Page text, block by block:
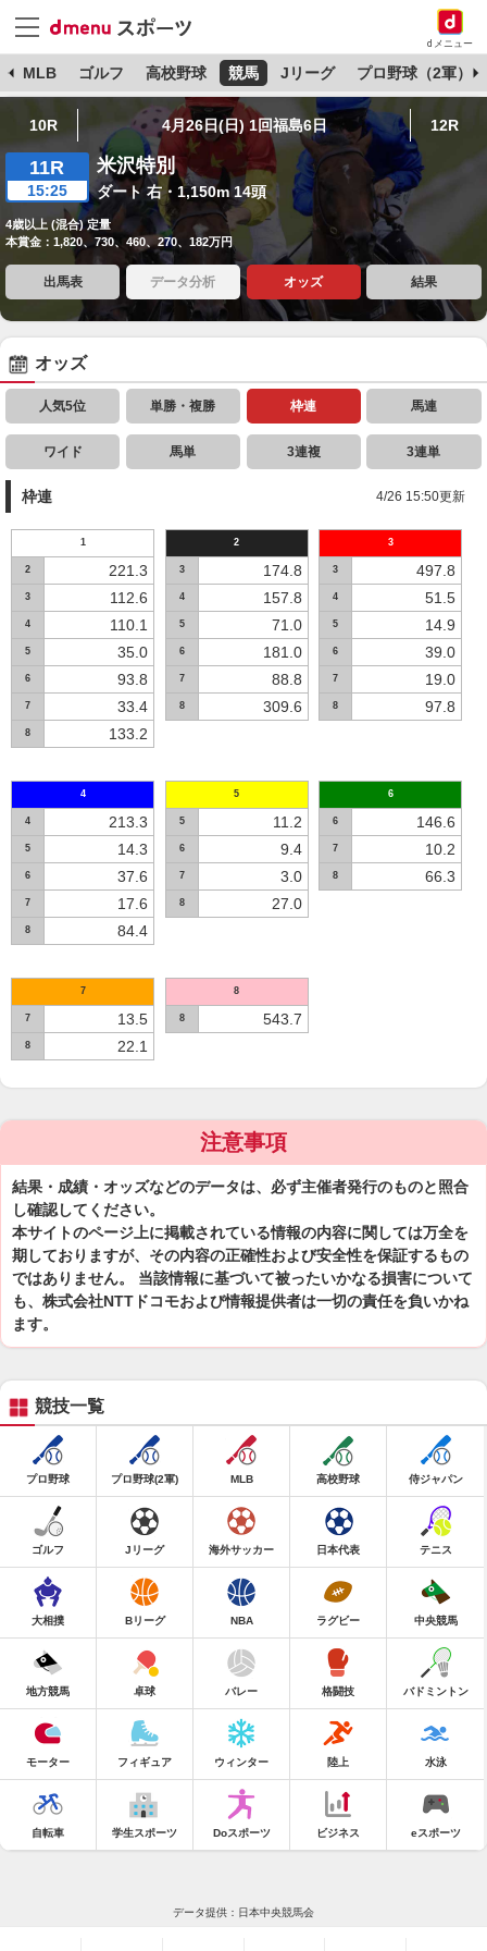
dメニュー
MLB ゴルフ 高校野球 競馬 Jリーグ プロ野球（2軍）
10R 4月26日(日) 1回福島6日 12R
11R
15:25
米沢特別
ダート 右・1,150m 14頭
4歳以上 (混合) 定量
本賞金：1,820、730、460、270、182万円
出馬表 データ分析 オッズ 結果
オッズ
人気5位 単勝・複勝 枠連 馬連
ワイド 馬単 3連複 3連単
枠連 4/26 15:50更新
1
2 221.3
3 112.6
4 110.1
5 35.0
6 93.8
7 33.4
8 133.2
2
3 174.8
4 157.8
5 71.0
6 181.0
7 88.8
8 309.6
3
3 497.8
4 51.5
5 14.9
6 39.0
7 19.0
8 97.8
4
4 213.3
5 14.3
6 37.6
7 17.6
8 84.4
5
5 11.2
6 9.4
7 3.0
8 27.0
6
6 146.6
7 10.2
8 66.3
7
7 13.5
8 22.1
8
8 543.7
注意事項
結果・成績・オッズなどのデータは、必ず主催者発行のものと照合
し確認してください。
本サイトのページ上に掲載されている情報の内容に関しては万全を
期しておりますが、その内容の正確性および安全性を保証するもの
ではありません。 当該情報に基づいて被ったいかなる損害について
も、株式会社NTTドコモおよび情報提供者は一切の責任を負いかね
ます。
競技一覧
プロ野球 プロ野球(2軍) MLB 高校野球 侍ジャパン
ゴルフ Jリーグ 海外サッカー 日本代表 テニス
大相撲 Bリーグ NBA ラグビー 中央競馬
地方競馬 卓球 バレー 格闘技 バドミントン
モーター フィギュア ウィンター 陸上 水泳
自転車 学生スポーツ Doスポーツ ビジネス eスポーツ
データ提供：日本中央競馬会